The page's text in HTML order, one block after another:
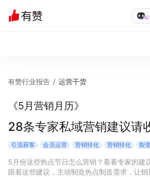
有赞说增长
私域日历
有赞说案例拆解 有赞专家说
有赞成功案例 新零售最佳
面对面聊增长
有赞行业报告 / 运营干货
《5月营销月历》
28条专家私域营销建议请
引流获客 会员运营 营销转化 营销转化 裂
5月份这些热点节日怎么营销？看看专家的建
跟着这些建议，主动制造热点制造需求，让销